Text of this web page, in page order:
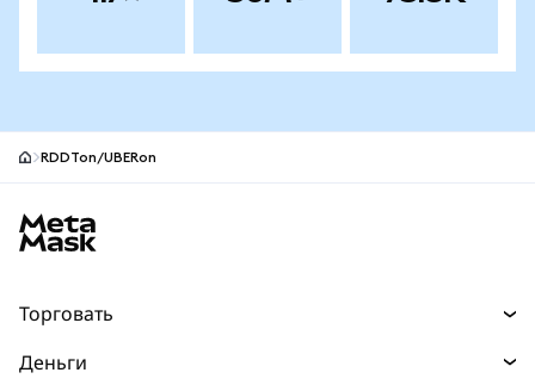
RDDTon/UBERon
Торговать
Деньги